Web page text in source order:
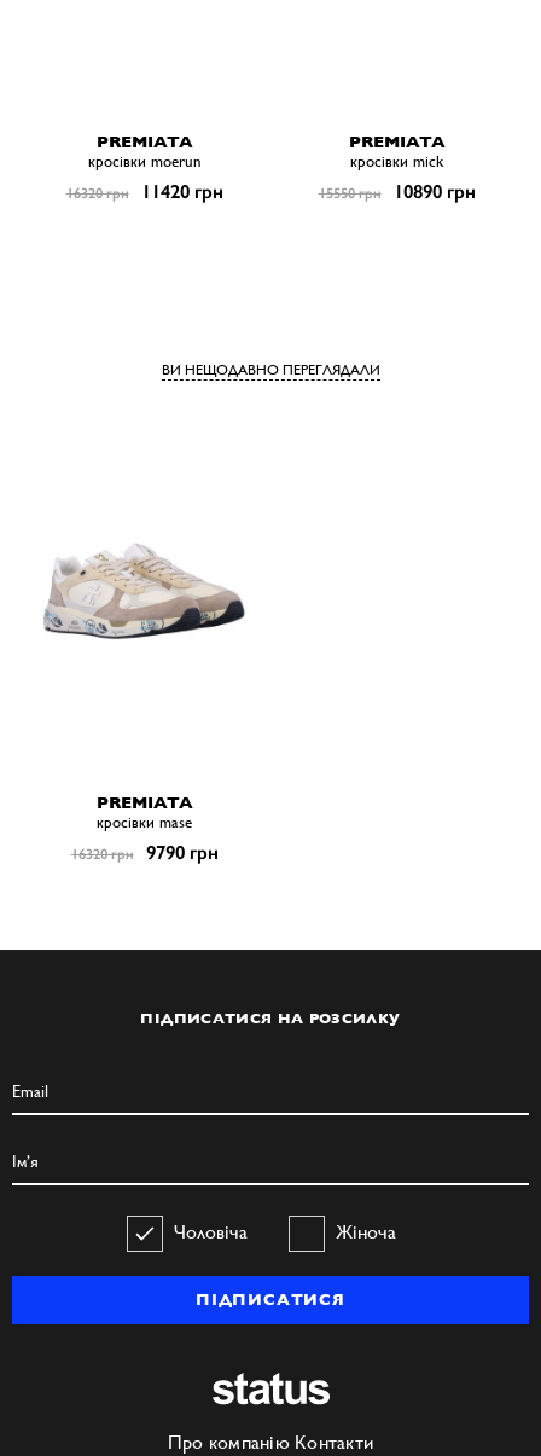
PREMIATA
кросівки moerun
16320 грн 11420 грн
PREMIATA
кросівки mick
15550 грн 10890 грн
ВИ НЕЩОДАВНО ПЕРЕГЛЯДАЛИ
PREMIATA
кросівки mase
16320 грн 9790 грн
ПІДПИСАТИСЯ НА РОЗСИЛКУ
Чоловіча Жіноча
ПІДПИСАТИСЯ
Про компанію Контакти